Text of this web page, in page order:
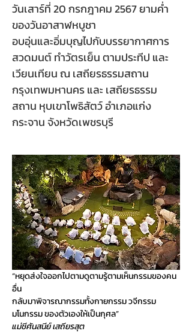
วันเสาร์ที่ 20 กรกฎาคม 2567 ยามค่ำ
ของวันอาสาฬหบูชา
อบอุ่นและอิ่มบุญไปกับบรรยากาศการ
สวดมนต์ ทำวัตรเย็น ตามประทีป และ
เวียนเทียน ณ เสถียรธรรมสถาน
กรุงเทพมหานคร และ เสถียรธรรม
สถาน หุบเขาโพธิสัตว์ อำเภอแก่ง
กระจาน จังหวัดเพชรบุรี
“หยุดส่งใจออกไปตามดูตามรู้ตามเห็นกรรมของคน
อื่น
กลับมาพิจารณากรรมทั้งกายกรรม วจีกรรม
มโนกรรม ของตัวเองให้เป็นกุศล”
แม่ชีศันสนีย์ เสถียรสุต